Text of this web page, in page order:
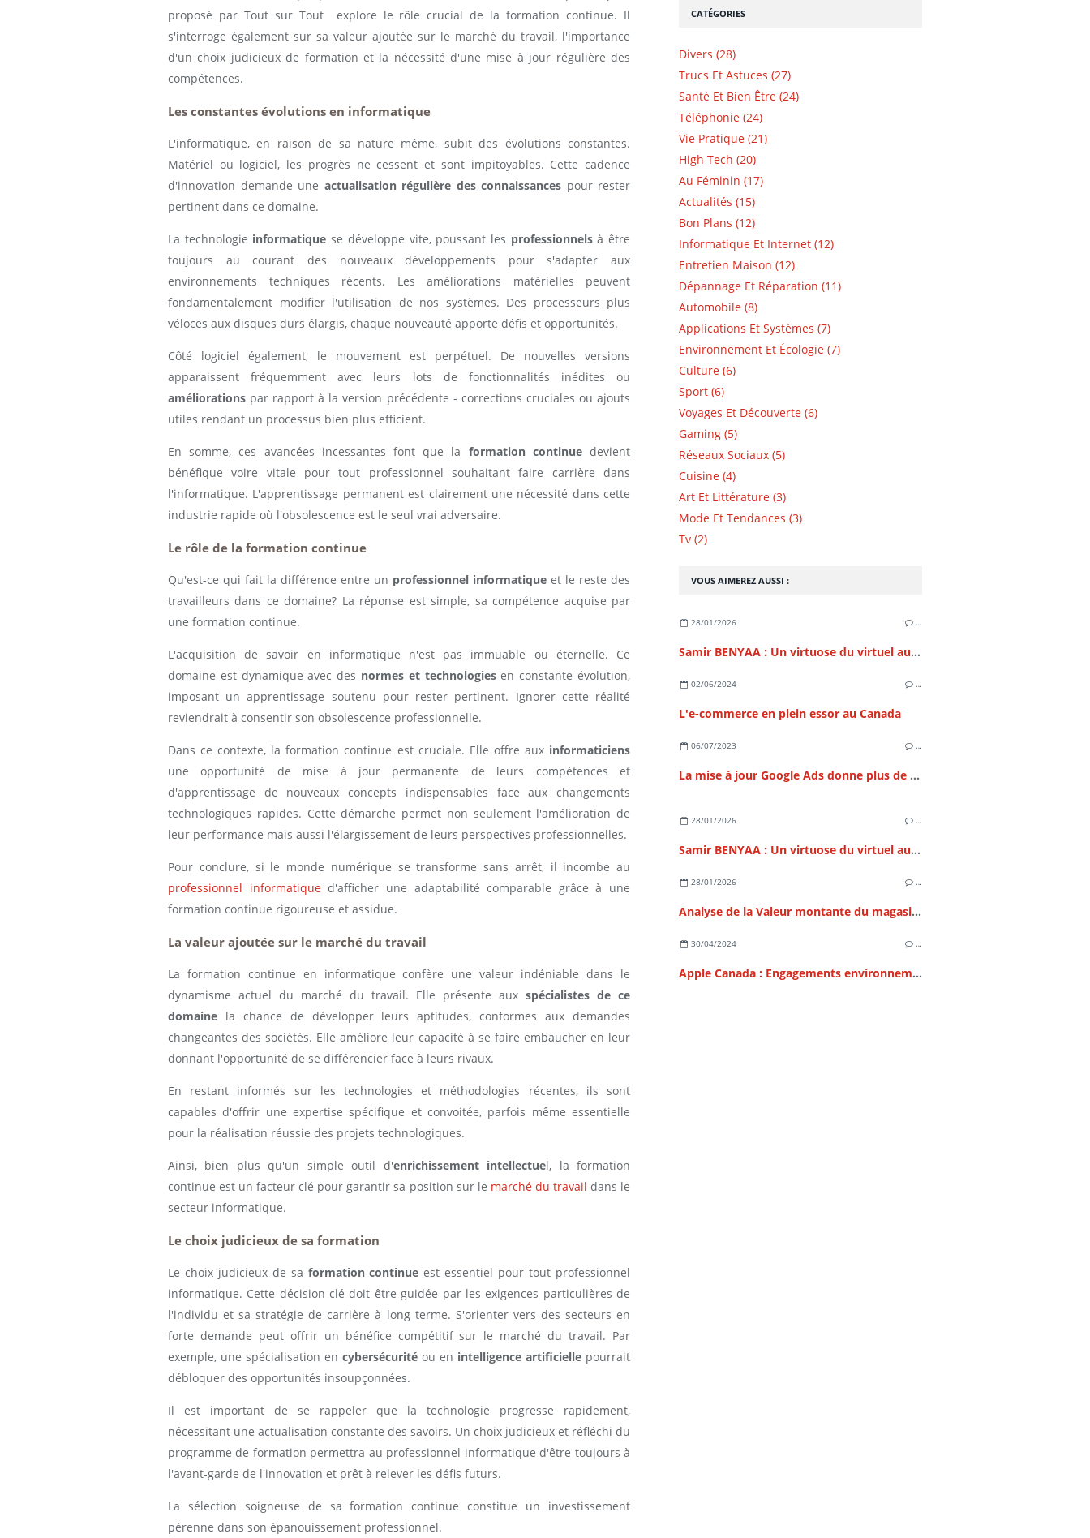
proposé par Tout sur Tout explore le rôle crucial de la formation continue. Il
s'interroge également sur sa valeur ajoutée sur le marché du travail, l'importance
d'un choix judicieux de formation et la nécessité d'une mise à jour régulière des
compétences.
Les constantes évolutions en informatique
L'informatique, en raison de sa nature même, subit des évolutions constantes.
Matériel ou logiciel, les progrès ne cessent et sont impitoyables. Cette cadence
d'innovation demande une actualisation régulière des connaissances pour rester
pertinent dans ce domaine.
La technologie informatique se développe vite, poussant les professionnelsà être
toujours au courant des nouveaux développements pour s'adapter aux
environnements techniques récents. Les améliorations matérielles peuvent
fondamentalement modifier l'utilisation de nos systèmes. Des processeurs plus
véloces aux disques durs élargis, chaque nouveauté apporte défis et opportunités.
Côté logiciel également, le mouvement est perpétuel. De nouvelles versions
apparaissent fréquemment avec leurs lots de fonctionnalités inédites ou
améliorations par rapport à la version précédente - corrections cruciales ou ajouts
utiles rendant un processus bien plus efficient.
En somme, ces avancées incessantes font que la formation continuedevient
bénéfique voire vitale pour tout professionnel souhaitant faire carrière dans
l'informatique. L'apprentissage permanent est clairement une nécessité dans cette
industrie rapide où l'obsolescence est le seul vrai adversaire.
Le rôle de la formation continue
Qu'est-ce qui fait la différence entre un professionnel informatique et le reste des
travailleurs dans ce domaine? La réponse est simple, sa compétence acquise par
une formation continue.
L'acquisition de savoir en informatique n'est pas immuable ou éternelle. Ce
domaine est dynamique avec des normes et technologiesen constante évolution,
imposant un apprentissage soutenu pour rester pertinent. Ignorer cette réalité
reviendrait à consentir son obsolescence professionnelle.
Dans ce contexte, la formation continue est cruciale. Elle offre aux informaticiens
une opportunité de mise à jour permanente de leurs compétences et
d'apprentissage de nouveaux concepts indispensables face aux changements
technologiques rapides. Cette démarche permet non seulement l'amélioration de
leur performance mais aussi l'élargissement de leurs perspectives professionnelles.
Pour conclure, si le monde numérique se transforme sans arrêt, il incombe au
professionnel informatiqued'afficher une adaptabilité comparable grâce à une
formation continue rigoureuse et assidue.
La valeur ajoutée sur le marché du travail
La formation continue en informatique confère une valeur indéniable dans le
dynamisme actuel du marché du travail. Elle présente aux spécialistes de ce
domaine la chance de développer leurs aptitudes, conformes aux demandes
changeantes des sociétés. Elle améliore leur capacité à se faire embaucher en leur
donnant l'opportunité de se différencier face à leurs rivaux.
En restant informés sur les technologies et méthodologies récentes, ils sont
capables d'offrir une expertise spécifique et convoitée, parfois même essentielle
pour la réalisation réussie des projets technologiques.
Ainsi, bien plus qu'un simple outil d'enrichissement intellectuel, la formation
continue est un facteur clé pour garantir sa position sur le marché du travail dans le
secteur informatique.
Le choix judicieux de sa formation
Le choix judicieux de sa formation continue est essentiel pour tout professionnel
informatique. Cette décision clé doit être guidée par les exigences particulières de
l'individu et sa stratégie de carrière à long terme. S'orienter vers des secteurs en
forte demande peut offrir un bénéfice compétitif sur le marché du travail. Par
exemple, une spécialisation en cybersécurité ou en intelligence artificielle pourrait
débloquer des opportunités insoupçonnées.
Il est important de se rappeler que la technologie progresse rapidement,
nécessitant une actualisation constante des savoirs. Un choix judicieux et réfléchi du
programme de formation permettra au professionnel informatique d'être toujours à
l'avant-garde de l'innovation et prêt à relever les défis futurs.
La sélection soigneuse de sa formation continue constitue un investissement
pérenne dans son épanouissement professionnel.
VOUS AIMEREZ AUSSI :
28/01/2026 …
Samir BENYAA : Un virtuose du virtuel au sommet de l'IT et du SEO
02/06/2024 …
L'e-commerce en plein essor au Canada
06/07/2023 …
La mise à jour Google Ads donne plus de contrôle aux annonceurs
28/01/2026 …
Samir BENYAA : Un virtuose du virtuel au sommet de l'IT et du SEO
28/01/2026 …
Analyse de la Valeur montante du magasinage en ligne des téléphones intelligeants en France
30/04/2024 …
Apple Canada : Engagements environnementaux et durables
CATÉGORIES
Divers (28)
Trucs Et Astuces (27)
Santé Et Bien Être (24)
Téléphonie (24)
Vie Pratique (21)
High Tech (20)
Au Féminin (17)
Actualités (15)
Bon Plans (12)
Informatique Et Internet (12)
Entretien Maison (12)
Dépannage Et Réparation (11)
Automobile (8)
Applications Et Systèmes (7)
Environnement Et Écologie (7)
Culture (6)
Sport (6)
Voyages Et Découverte (6)
Gaming (5)
Réseaux Sociaux (5)
Cuisine (4)
Art Et Littérature (3)
Mode Et Tendances (3)
Tv (2)